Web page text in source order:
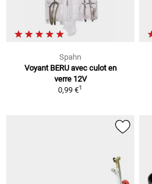
Spahn
Voyant BERU avec culot en
verre 12V
0,99 €1